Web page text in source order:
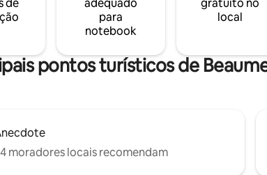
de
adequado
para
notebook
gratuito no
local
pontos turísticos de
moradores locais recomendam